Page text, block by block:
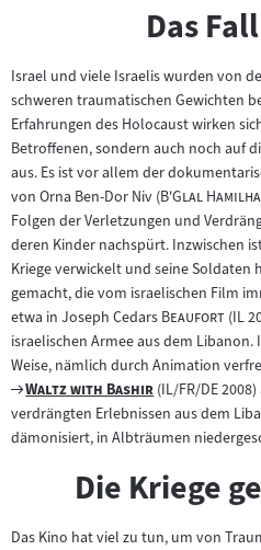
Das
Israel und viele Israelis wurden von
schweren traumatischen Gewichten
Erfahrungen des Holocaust wirken
Betroffenen, sondern auch noch auf
aus. Es ist vor allem der
von Orna Ben-Dor Niv ("B'Glal
Folgen der Verletzungen und
deren Kinder nachspürt. Inzwischen
Kriege verwickelt und seine Soldaten
gemacht, die vom israelischen Film
etwa in Joseph Cedars "Beaufort"(IL
israelischen Armee aus dem
Weise, nämlich durch Animation
Zum
Filmarchiv:
"
Waltz with Bashir"(IL/FR/DE
verdrängten Erlebnissen aus dem
dämonisiert, in Albträumen
Die Kriege
Das Kino hat viel zu tun, um von